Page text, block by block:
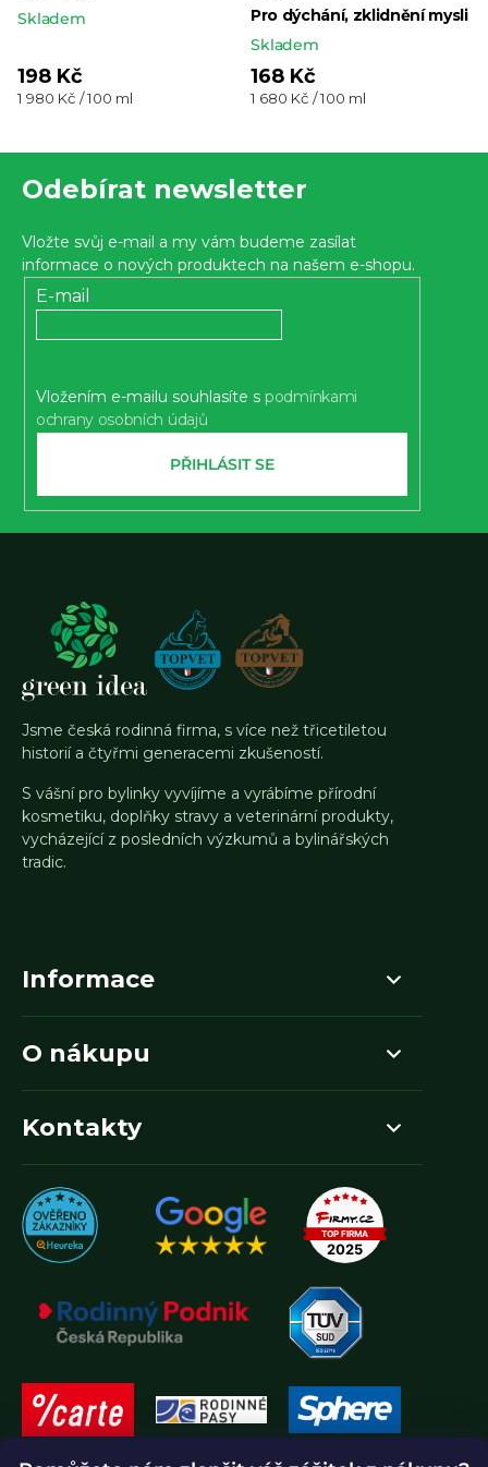
Skladem
198 Kč
Měrná
1 980 Kč / 100 ml
Pro dýchání, zklidnění mysli
Skladem
168 Kč
Měrná
1 680 Kč / 100 ml
Odebírat newsletter
Vložte svůj e-mail a my vám budeme zasílat
informace o nových produktech na našem e-shopu.
E-mail
Vložením e-mailu souhlasíte s podmínkami
ochrany osobních údajů
PŘIHLÁSIT SE
Jsme česká rodinná firma, s více než třicetiletou
historií a čtyřmi generacemi zkušeností.
S vášní pro bylinky vyvíjíme a vyrábíme přírodní
kosmetiku, doplňky stravy a veterinární produkty,
vycházející z posledních výzkumů a bylinářských
tradic.
Informace
O nákupu
Kontakty